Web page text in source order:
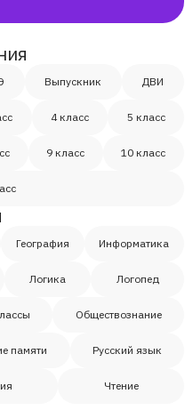
Выпускник ДВИ
4 класс 5 класс
9 класс 10 класс
География Информатика
Логика Логопед
Обществознание
памяти Русский язык
Чтение